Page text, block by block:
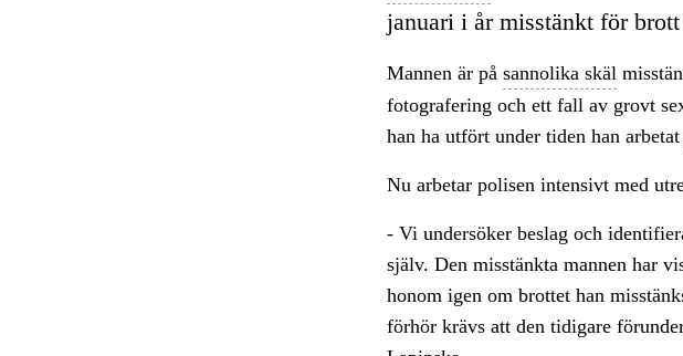
januari i år misstänkt för brott
Mannen är på sannolika skäl
fotografering och ett fall av grovt
han ha utfört under tiden han
Nu arbetar polisen intensivt med
- Vi undersöker beslag och
själv. Den misstänkta mannen har
honom igen om brottet han
förhör krävs att den tidigare